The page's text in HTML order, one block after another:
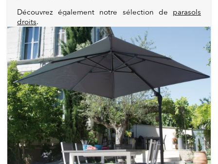
Découvrez également notre sélection de parasols
droits.